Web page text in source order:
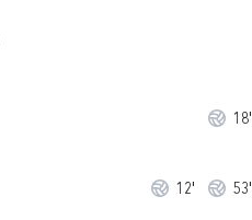
18'
12' 53'